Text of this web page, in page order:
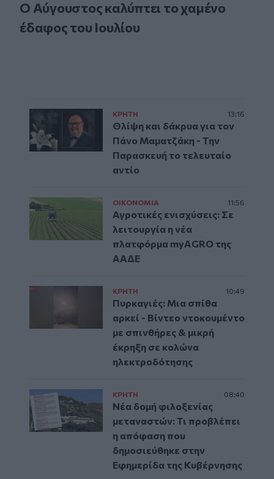
Ο Αύγουστος καλύπτει το χαμένο
έδαφος του Ιουλίου
ΚΡΗΤΗ 13:16
Θλίψη και δάκρυα για τον
Πάνο Μαματζάκη - Την
Παρασκευή το τελευταίο
αντίο
ΟΙΚΟΝΟΜΙΑ 11:56
Αγροτικές ενισχύσεις: Σε
λειτουργία η νέα
πλατφόρμα myAGRO της
ΑΑΔΕ
ΚΡΗΤΗ 10:49
Πυρκαγιές: Μια σπίθα
αρκεί - Βίντεο ντοκουμέντο
με σπινθήρες & μικρή
έκρηξη σε κολώνα
ηλεκτροδότησης
ΚΡΗΤΗ 08:40
Νέα δομή φιλοξενίας
μεταναστών: Τι προβλέπει
η απόφαση που
δημοσιεύθηκε στην
Εφημερίδα της Κυβέρνησης